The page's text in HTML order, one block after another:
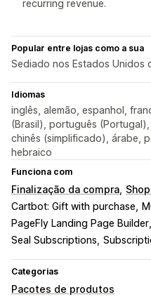
recurring revenue.
Popular entre lojas como a sua
Sediado nos Estados Unidos
Idiomas
inglês, alemão, espanhol,
(Brasil), português
chinês (simplificado), árabe,
hebraico
Funciona com
Finalização da compra
Cartbot: Gift with purchase
PageFly Landing Page Builder
Seal Subscriptions
Categorias
Pacotes de produtos